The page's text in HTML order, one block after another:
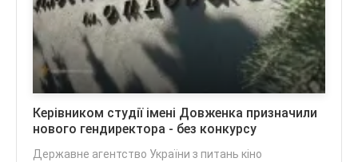
Керівником студії імені Довженка призначили
нового гендиректора - без конкурсу
Державне агентство України з питань кіно